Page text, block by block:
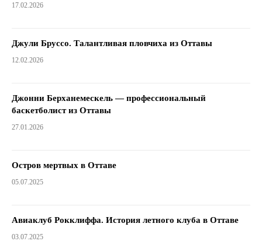
17.02.2026
Джули Бруссо. Талантливая пловчиха из Оттавы
12.02.2026
Джонни Берханемескель — профессиональный
баскетболист из Оттавы
27.01.2026
Остров мертвых в Оттаве
05.07.2025
Авиаклуб Рокклиффа. История летного клуба в Оттаве
03.07.2025